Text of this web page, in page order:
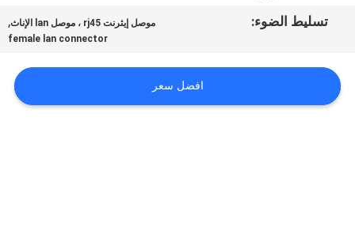
اطلب
خريطة
تسليط الضوء: موصل إيثرنت rj45 ، موصل lan الإناث ,
female lan connector
افضل سعر